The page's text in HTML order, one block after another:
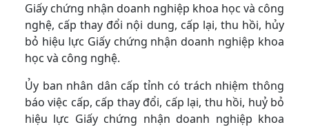
Giấy chứng nhận doanh nghiệp khoa học và công
nghệ, cấp thay đổi nội dung, cấp lại, thu hồi, hủy
bỏ hiệu lực Giấy chứng nhận doanh nghiệp khoa
học và công nghệ.
Ủy ban nhân dân cấp tỉnh có trách nhiệm thông
báo việc cấp, cấp thay đổi, cấp lại, thu hồi, huỷ bỏ
hiệu lực Giấy chứng nhận doanh nghiệp khoa